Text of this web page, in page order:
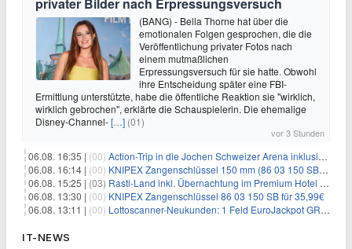
(BANG) - Bella Thorne hat über die
emotionalen Folgen gesprochen, die die
Veröffentlichung privater Fotos nach
einem mutmaßlichen
Erpressungsversuch für sie hatte. Obwohl
ihre Entscheidung später eine FBI-
Ermittlung unterstützte, habe die öffentliche Reaktion sie "wirklich,
wirklich gebrochen", erklärte die Schauspielerin. Die ehemalige
Disney-Channel-[…] (01)
vor 3 Stunden
06.08. 16:35 | (00) Action-Trip in die Jochen Schweizer Arena inklusive Premium Hotel und Frühstück ab 59€ p.P.
06.08. 16:14 | (00) KNIPEX Zangenschlüssel 150 mm (86 03 150 SB) für 35,99€
06.08. 15:25 | (03) Rasti-Land inkl. Übernachtung im Premium Hotel ab 69€ p.P.
06.08. 13:30 | (00) KNIPEX Zangenschlüssel 86 03 150 SB für 35,99€
06.08. 13:11 | (00) Lottoscanner-Neukunden: 1 Feld EuroJackpot GRATIS spielen
IT-NEWS